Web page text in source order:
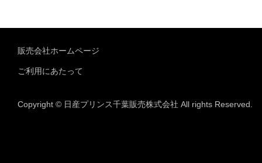
販売会社ホームページ
ご利用にあたって
Copyright © 日産プリンス千葉販売株式会社 All rights Reserved.